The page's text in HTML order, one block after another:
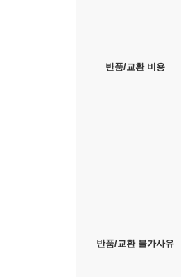
반품/교환 비용
반품/교환 불가사유